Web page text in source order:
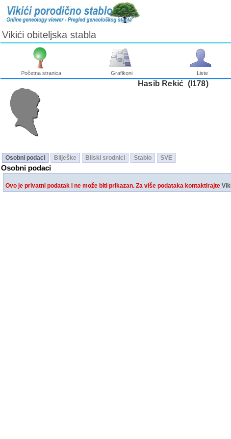
Vikići obiteljska stabla
Početna stranica Grafikoni Liste
Hasib Rekić ‎(I178)‎
Osobni podaci Bilješke Bliski srodnici Stablo SVE
Osobni podaci
Ovo je privatni podatak i ne može biti prikazan. Za više podataka kontaktirajte